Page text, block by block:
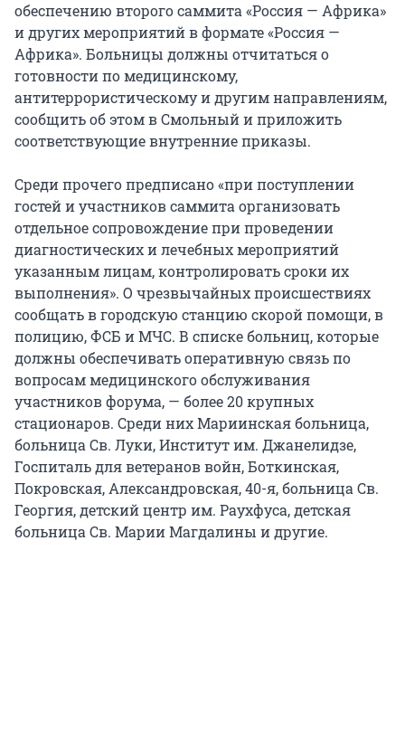
обеспечению второго саммита «Россия — Африка»
и других мероприятий в формате «Россия —
Африка». Больницы должны отчитаться о
готовности по медицинскому,
антитеррористическому и другим направлениям,
сообщить об этом в Смольный и приложить
соответствующие внутренние приказы.
Среди прочего предписано «при поступлении
гостей и участников саммита организовать
отдельное сопровождение при проведении
диагностических и лечебных мероприятий
указанным лицам, контролировать сроки их
выполнения». О чрезвычайных происшествиях
сообщать в городскую станцию скорой помощи, в
полицию, ФСБ и МЧС. В списке больниц, которые
должны обеспечивать оперативную связь по
вопросам медицинского обслуживания
участников форума, — более 20 крупных
стационаров. Среди них Мариинская больница,
больница Св. Луки, Институт им. Джанелидзе,
Госпиталь для ветеранов войн, Боткинская,
Покровская, Александровская, 40-я, больница Св.
Георгия, детский центр им. Раухфуса, детская
больница Св. Марии Магдалины и другие.